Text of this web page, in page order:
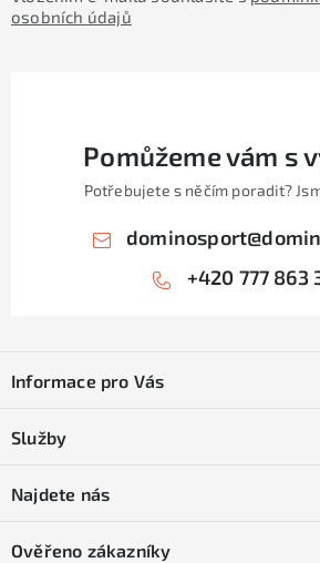
osobních údajů
Pomůžeme vám s
Potřebujete s něčím poradit?
dominosport@
+420 777 863
pInformace pro Vás
Obchodní podmínky
Podmínky GDPR
Služby
Najdete nás
Ověřeno zákazníky